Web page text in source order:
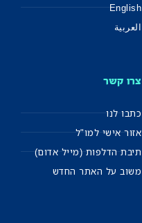
English
العربية
צרו קשר
כתבו לנו
אזור אישי למו"ל
תיבת הדלפות (מייל אדום)
משוב על האתר החדש